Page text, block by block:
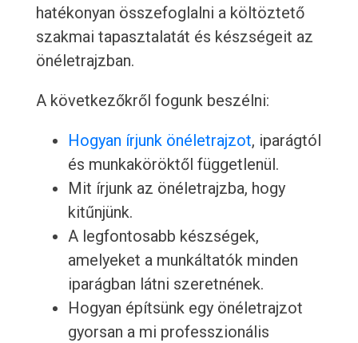
hatékonyan összefoglalni a költöztető
szakmai tapasztalatát és készségeit az
önéletrajzban.
A következőkről fogunk beszélni:
Hogyan írjunk önéletrajzot, iparágtól
és munkaköröktől függetlenül.
Mit írjunk az önéletrajzba, hogy
kitűnjünk.
A legfontosabb készségek,
amelyeket a munkáltatók minden
iparágban látni szeretnének.
Hogyan építsünk egy önéletrajzot
gyorsan a mi professzionális